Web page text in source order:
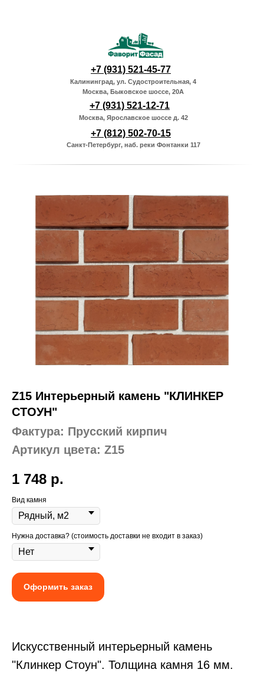
Санкт-Петербург, наб. реки Фонтанки 117
+7 (812) 502-70-15
Калининград, ул. Судостроительная, 4
Москва, Быковское шоссе, 20А
Москва, Ярославское шоссе д. 42
+7 (931) 521-12-71
+7 (931) 521-45-77
Z15 Интерьерный камень "КЛИНКЕР
СТОУН"
Фактура: Прусский кирпич
Артикул цвета: Z15
1 748 р.
Вид камня
Нужна доставка? (стоимость доставки не входит в заказ)
Оформить заказ
Иcкусственный интерьерный камень
"Клинкер Стоун". Толщина камня 16 мм.